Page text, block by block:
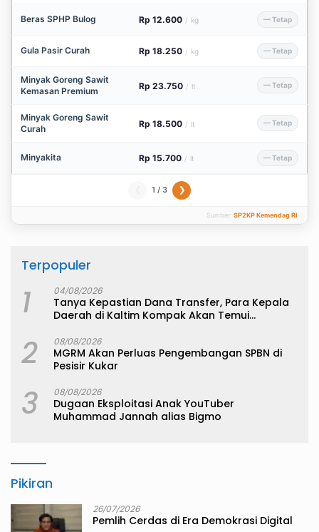
Beras SPHP Bulog Rp 12.600 / kg — Tetap
Gula Pasir Curah Rp 18.250 / kg — Tetap
Minyak Goreng Sawit
Kemasan Premium
Rp 23.750 / lt — Tetap
Minyak Goreng Sawit
Curah
Rp 18.500 / lt — Tetap
Minyakita Rp 15.700 / lt — Tetap
1 / 3 ❯
Sumber: SP2KP Kemendag RI
Terpopuler
1 04/08/2026
Tanya Kepastian Dana Transfer, Para Kepala
Daerah di Kaltim Kompak Akan Temui
2 08/08/2026
MGRM Akan Perluas Pengembangan SPBN di
Pesisir Kukar
3 08/08/2026
Dugaan Eksploitasi Anak YouTuber
Muhammad Jannah alias Bigmo
Pikiran
26/07/2026
Pemlih Cerdas di Era Demokrasi Digital